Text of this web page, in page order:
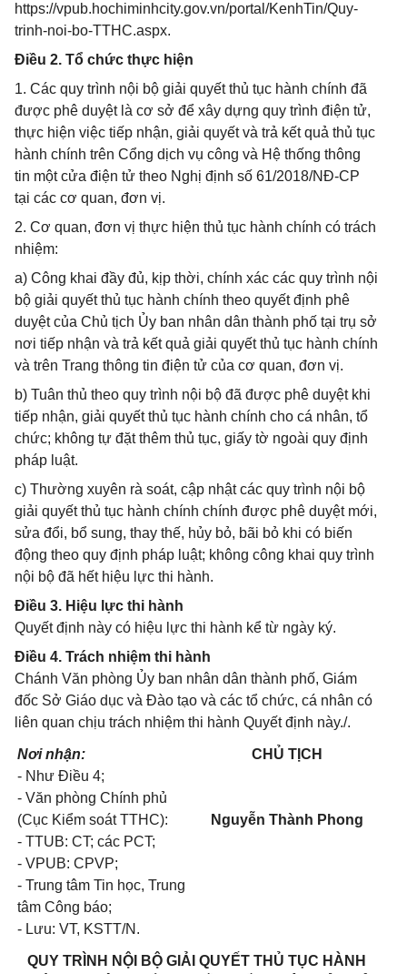
https://vpub.hochiminhcity.gov.vn/portal/KenhTin/Quy-
trinh-noi-bo-TTHC.aspx.
Điều 2. Tổ chức thực hiện
1. Các quy trình nội bộ giải quyết thủ tục hành chính đã
được phê duyệt là cơ sở để xây dựng quy trình điện tử,
thực hiện việc tiếp nhận, giải quyết và trả kết quả thủ tục
hành chính trên Cổng dịch vụ công và Hệ thống thông
tin một cửa điện tử theo Nghị định số 61/2018/NĐ-CP
tại các cơ quan, đơn vị.
2. Cơ quan, đơn vị thực hiện thủ tục hành chính có trách
nhiệm:
a) Công khai đầy đủ, kịp thời, chính xác các quy trình nội
bộ giải quyết thủ tục hành chính theo quyết định phê
duyệt của Chủ tịch Ủy ban nhân dân thành phố tại trụ sở
nơi tiếp nhận và trả kết quả giải quyết thủ tục hành chính
và trên Trang thông tin điện tử của cơ quan, đơn vị.
b) Tuân thủ theo quy trình nội bộ đã được phê duyệt khi
tiếp nhận, giải quyết thủ tục hành chính cho cá nhân, tổ
chức; không tự đặt thêm thủ tục, giấy tờ ngoài quy định
pháp luật.
c) Thường xuyên rà soát, cập nhật các quy trình nội bộ
giải quyết thủ tục hành chính chính được phê duyệt mới,
sửa đổi, bổ sung, thay thế, hủy bỏ, bãi bỏ khi có biến
động theo quy định pháp luật; không công khai quy trình
nội bộ đã hết hiệu lực thi hành.
Điều 3. Hiệu lực thi hành
Quyết định này có hiệu lực thi hành kể từ ngày ký.
Điều 4. Trách nhiệm thi hành
Chánh Văn phòng Ủy ban nhân dân thành phố, Giám
đốc Sở Giáo dục và Đào tạo và các tổ chức, cá nhân có
liên quan chịu trách nhiệm thi hành Quyết định này./.
Nơi nhận:
- Như Điều 4;
- Văn phòng Chính phủ
(Cục Kiểm soát TTHC):
- TTUB: CT; các PCT;
- VPUB: CPVP;
- Trung tâm Tin học, Trung
tâm Công báo;
- Lưu: VT, KSTT/N.
CHỦ TỊCH
Nguyễn Thành Phong
QUY TRÌNH NỘI BỘ GIẢI QUYẾT THỦ TỤC HÀNH